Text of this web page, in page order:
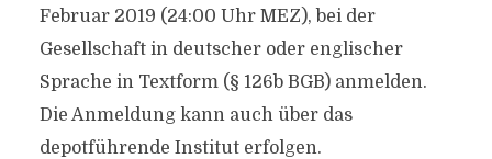
Februar 2019 (24:00 Uhr MEZ), bei der
Gesellschaft in deutscher oder englischer
Sprache in Textform (§ 126b BGB) anmelden.
Die Anmeldung kann auch über das
depotführende Institut erfolgen.